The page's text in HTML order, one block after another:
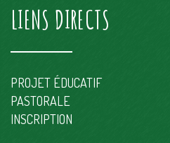
LIENS DIRECTS
PROJET ÉDUCATIF
PASTORALE
INSCRIPTION